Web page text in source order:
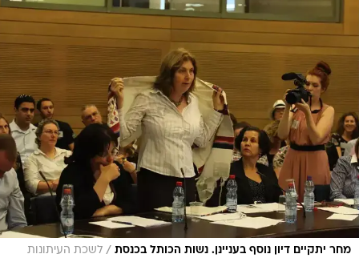
מחר יתקיים דיון נוסף בעניינן. נשות הכותל בכנסת / לשכת העיתונות